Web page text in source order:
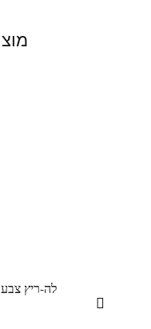
לה-ריץ צבע